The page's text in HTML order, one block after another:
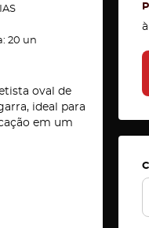
20 un
oval de
ideal para
em um